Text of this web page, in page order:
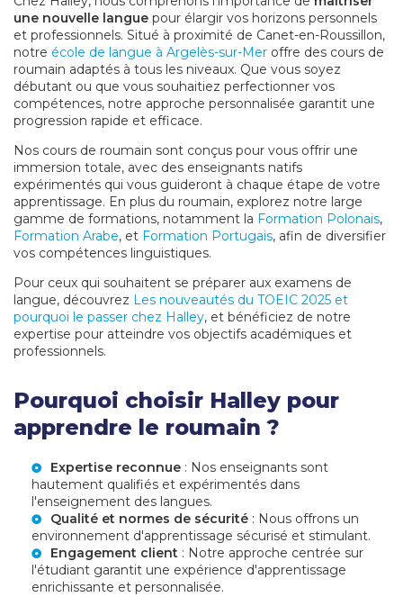
une nouvelle langue pour élargir vos horizons personnels
et professionnels. Situé à proximité de Canet-en-Roussillon,
notre école de langue à Argelès-sur-Mer offre des cours de
roumain adaptés à tous les niveaux. Que vous soyez
débutant ou que vous souhaitiez perfectionner vos
compétences, notre approche personnalisée garantit une
progression rapide et efficace.
Nos cours de roumain sont conçus pour vous offrir une
immersion totale, avec des enseignants natifs
expérimentés qui vous guideront à chaque étape de votre
apprentissage. En plus du roumain, explorez notre large
gamme de formations, notamment la Formation Polonais,
Formation Arabe, et Formation Portugais, afin de diversifier
vos compétences linguistiques.
Pour ceux qui souhaitent se préparer aux examens de
langue, découvrez Les nouveautés du TOEIC 2025 et
pourquoi le passer chez Halley, et bénéficiez de notre
expertise pour atteindre vos objectifs académiques et
professionnels.
Pourquoi choisir Halley pour
apprendre le roumain ?
Expertise reconnue : Nos enseignants sont
hautement qualifiés et expérimentés dans
l'enseignement des langues.
Qualité et normes de sécurité : Nous offrons un
environnement d'apprentissage sécurisé et stimulant.
Engagement client : Notre approche centrée sur
l'étudiant garantit une expérience d'apprentissage
enrichissante et personnalisée.